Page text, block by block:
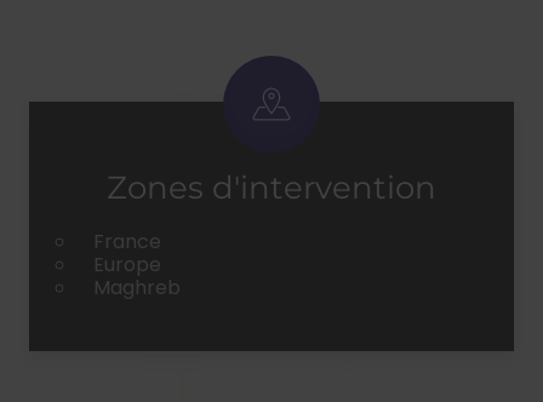
Zones d'intervention
France
Europe
Maghreb